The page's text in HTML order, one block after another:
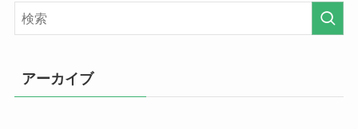
アーカイブ